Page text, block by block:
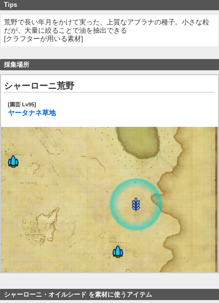
Tips
荒野で長い年月をかけて実った、上質なアブラナの種子。小さな粒
だが、大量に絞ることで油を抽出できる
[クラフターが用いる素材]
採集場所
シャーローニ荒野
[園芸 Lv95]
ヤータナネ草地
シャーローニ・オイルシード を素材に使うアイテム